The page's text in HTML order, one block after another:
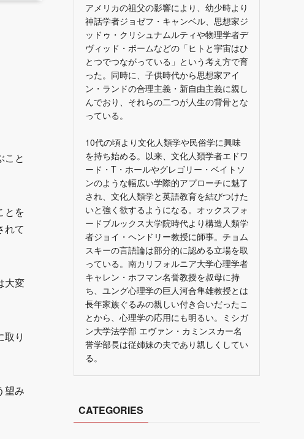
こと
とを
れて
大変
り
望み
アメリカの祖父の影響により、幼少時より
神話学者ジョゼフ・キャンベル、思想家ジ
ッドゥ・クリシュナムルティや物理学者デ
ヴィッド・ボームなどの「ヒトと宇宙はひ
とつでつながっている」という考え方で育
った。同時に、子供時代から思想家アイ
ン・ランドの合理主義・新自由主義に親し
んでおり、それらの二つが人生の背骨とな
っている。
10代の頃より文化人類学や民俗学に興味
を持ち始める。以来、文化人類学者エドワ
ード・T・ホールやグレゴリー・ベイトソ
ンのような幅広い学際的アプローチに魅了
され、文化人類学と英語教育を結びつけた
いと強く欲するようになる。オックスフォ
ードブルックス大学院時代より構造人類学
者ジョイ・ヘンドリー教授に師事。チョム
スキーの言語論は部分的に認める立場を取
っている。南カリフォルニア大学心理学者
キャレン・ホフマン名誉教授を叔母に持
ち、ユング心理学の巨人河合隼雄教授とは
長年家族ぐるみの親しい付き合いだったこ
とから、心理学の応用にも明るい。ミシガ
ン大学法学部 エヴァン・カミンスカー名
誉学部長は従姉妹の夫であり親しくしてい
る。
CATEGORIES